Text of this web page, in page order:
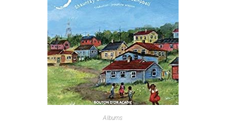
Albums